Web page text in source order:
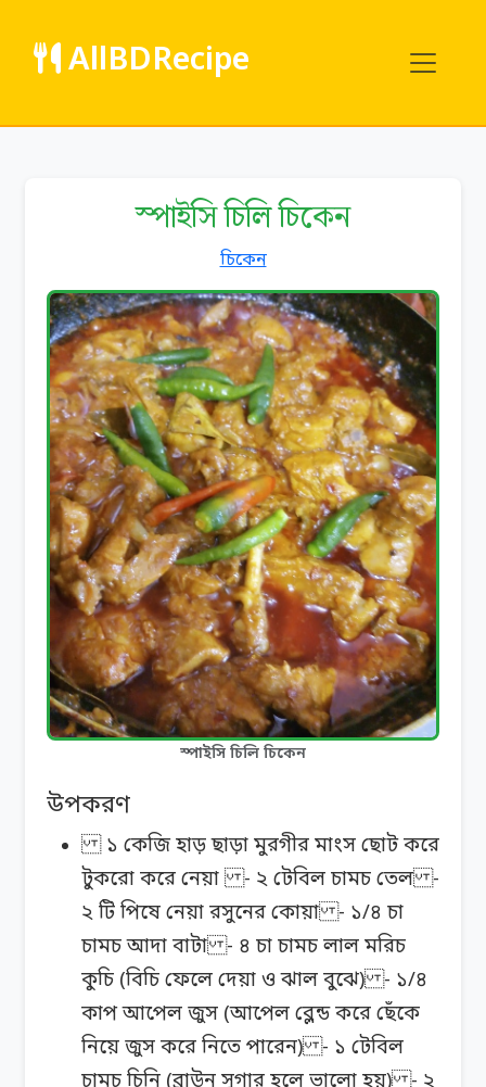
AllBDRecipe
স্পাইসি চিলি চিকেন
চিকেন
স্পাইসি চিলি চিকেন
উপকরণ
১ কেজি হাড় ছাড়া মুরগীর মাংস ছোট করে
টুকরো করে নেয়া - ২ টেবিল চামচ তেল -
২ টি পিষে নেয়া রসুনের কোয়া - ১/৪ চা
চামচ আদা বাটা - ৪ চা চামচ লাল মরিচ
কুচি (বিচি ফেলে দেয়া ও ঝাল বুঝে) - ১/৪
কাপ আপেল জুস (আপেল ব্লেন্ড করে ছেঁকে
নিয়ে জুস করে নিতে পারেন) - ১ টেবিল